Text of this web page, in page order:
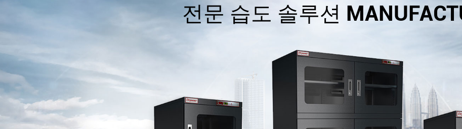
전문 습도 솔루션